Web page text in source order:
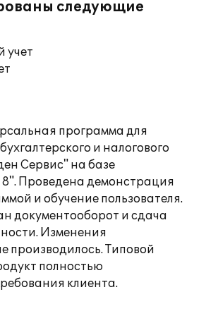
следующие
учет
программа для
и налогового
Сервис" на базе
8". Проведена демонстрация
и обучение пользователя.
документооборот и сдача
Изменения
производилось. Типовой
полностью
клиента.